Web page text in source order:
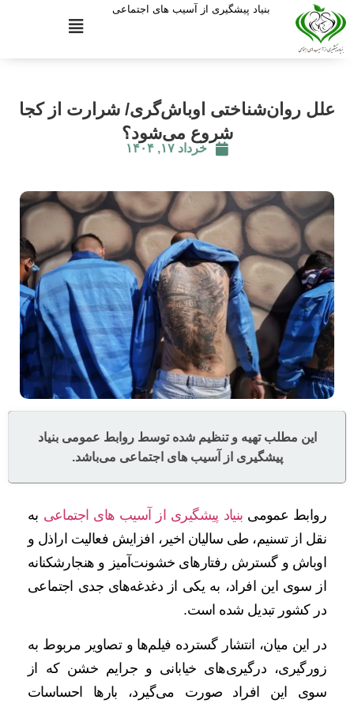
بنیاد پیشگیری از آسیب های اجتماعی
علل روان‌شناختی اوباش‌گری/ شرارت از کجا
شروع می‌شود؟
خرداد ۱۷, ۱۴۰۴
این مطلب تهیه و تنظیم شده توسط روابط عمومی بنیاد
پیشگیری از آسیب های اجتماعی می‌باشد.
روابط عمومی بنیاد پیشگیری از آسیب های اجتماعی به
نقل از تسنیم، طی سالیان اخیر، افزایش فعالیت اراذل و
اوباش و گسترش رفتارهای خشونت‌آمیز و هنجارشکنانه
از سوی این افراد، به یکی از دغدغه‌های جدی اجتماعی
در کشور تبدیل شده است.
در این میان، انتشار گسترده فیلم‌ها و تصاویر مربوط به
زورگیری، درگیری‌های خیابانی و جرایم خشن که از
سوی این افراد صورت می‌گیرد، بارها احساسات